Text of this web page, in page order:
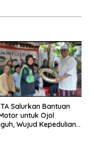
Salurkan Bantuan
untuk Ojol
Wujud Kepedulian